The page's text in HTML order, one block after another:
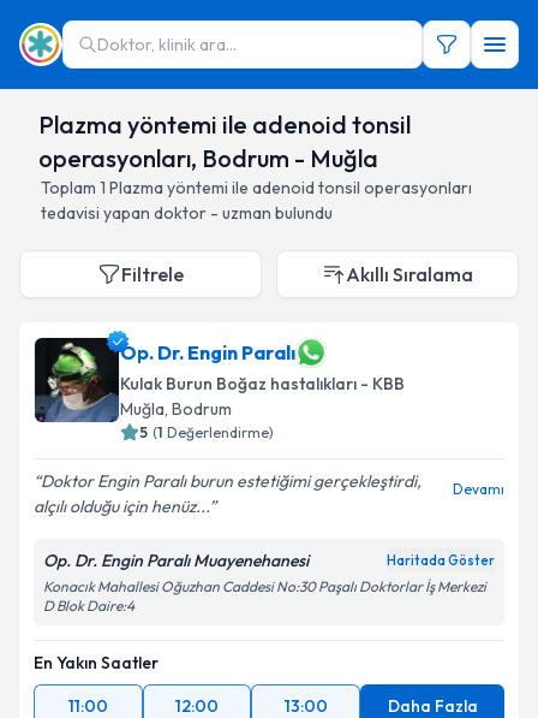
Doktor, klinik ara...
Plazma yöntemi ile adenoid tonsil
operasyonları, Bodrum - Muğla
Toplam 1 Plazma yöntemi ile adenoid tonsil operasyonları
tedavisi yapan doktor - uzman bulundu
Filtrele Akıllı Sıralama
Op. Dr. Engin Paralı
Kulak Burun Boğaz hastalıkları - KBB
Muğla, Bodrum
5 (1 Değerlendirme)
Doktor Engin Paralı burun estetiğimi gerçekleştirdi,
alçılı olduğu için henüz...
Devamı
Op. Dr. Engin Paralı Muayenehanesi Haritada Göster
Konacık Mahallesi Oğuzhan Caddesi No:30 Paşalı Doktorlar İş Merkezi
D Blok Daire:4
En Yakın Saatler
11:00
12:00 13:00 Daha Fazla